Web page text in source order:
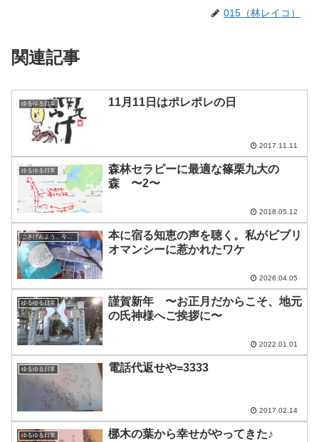
015（林レイコ）
関連記事
ゆるゆる日常 11月11日はポレポレの日
2017.11.11
ゆるゆる日常
森林セラピーに最適な篠栗九大の
森 〜2〜
2018.05.12
ごきげんよう、今日の空
本に宿る知恵の声を聴く。私がビブリ
オマンシーに惹かれたワケ
2026.04.05
ゆるゆる日常
謹賀新年 〜お正月だからこそ、地元
の氏神様へご挨拶に〜
2022.01.01
ゆるゆる日常 電話代返せや=3333
2017.02.14
ゆるゆる日常 梛木の葉から幸せがやってきた♪